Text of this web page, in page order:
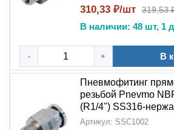
310,33 ₽/шт 319,53
В наличии: 48 шт, 1
- + В
Пневмофитинг
резьбой Pnevmo
(R1/4") SS316-
Артикул: SSC1002